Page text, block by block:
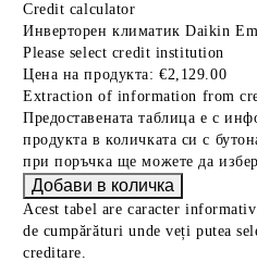
Credit calculator
Инверторен климатик Daikin
Please select credit institution
Цена на продукта: €2,129.00
Extraction of information from
Предоставената таблица е с
продукта в количката си с
при поръчка ще можете да
Acest tabel are caracter
de cumpărături unde veți putea
creditare.